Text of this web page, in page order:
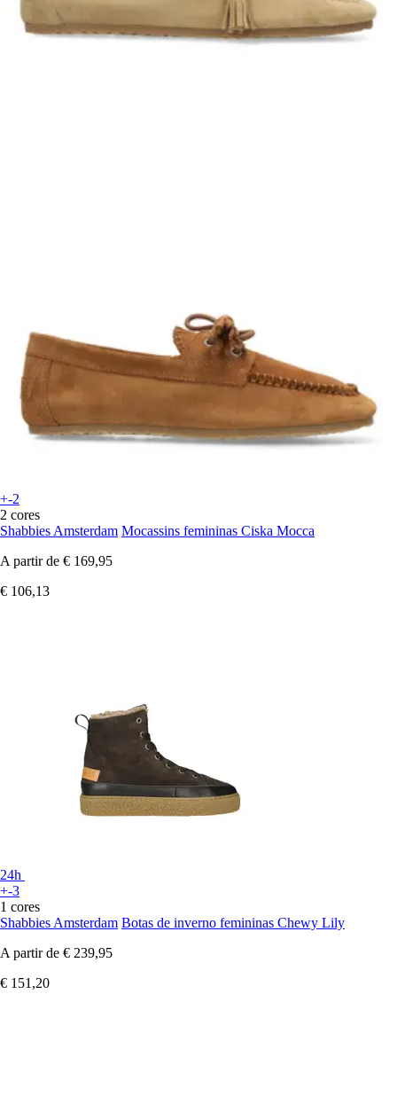
+-2
2 cores
Shabbies Amsterdam Mocassins femininas Ciska Mocca
A partir de € 169,95
€ 106,13
24h
+-3
1 cores
Shabbies Amsterdam Botas de inverno femininas Chewy Lily
A partir de € 239,95
€ 151,20